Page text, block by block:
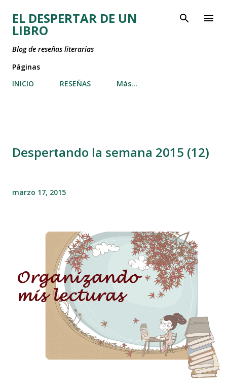
Ir al contenido principal
EL DESPERTAR DE UN
LIBRO
Blog de reseñas literarias
Páginas
INICIO
RESEÑAS Más…
Despertando la semana 2015 (12)
marzo 17, 2015